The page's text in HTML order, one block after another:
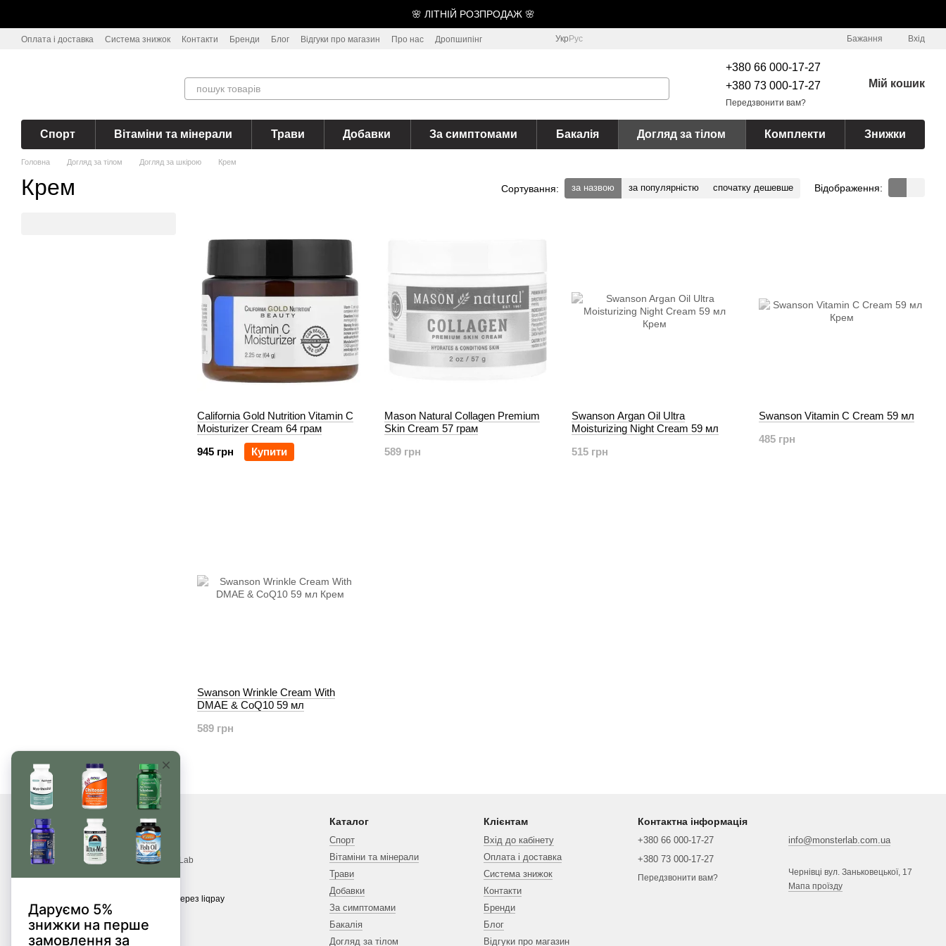
🌸 ЛІТНІЙ РОЗПРОДАЖ 🌸
Оплата і доставка Система знижок Контакти Бренди Блог Відгуки про магазин Про нас Дропшипінг Укр Рус Бажання Вхід
+380 66 000-17-27
+380 73 000-17-27
Передзвонити вам?
Мій кошик
Спорт Вітаміни та мінерали Трави Добавки За симптомами Бакалія Догляд за тілом Комплекти Знижки
Головна Догляд за тілом Догляд за шкірою Крем
Крем Сортування: за назвою за популярністю спочатку дешевше Відображення:
California Gold Nutrition Vitamin C
Moisturizer Cream 64 грам
945 грн
Купити
Mason Natural Collagen Premium
Skin Cream 57 грам
589 грн
Swanson Argan Oil Ultra
Moisturizing Night Cream 59 мл
515 грн
Swanson Vitamin C Cream 59 мл
485 грн
Swanson Wrinkle Cream With
DMAE & CoQ10 59 мл
589 грн
© 2017—2026
Вітаміни, БАДи, добавки, трави MonsterLab
Мобільна версія
Каталог
Спорт
Вітаміни та мінерали
Трави
Добавки
За симптомами
Бакалія
Догляд за тілом
Клієнтам
Вхід до кабінету
Оплата і доставка
Система знижок
Контакти
Бренди
Блог
Відгуки про магазин
Контактна інформація
+380 66 000-17-27
+380 73 000-17-27
Передзвонити вам?
info@monsterlab.com.ua
Чернівці вул. Заньковецької, 17
Мапа проїзду